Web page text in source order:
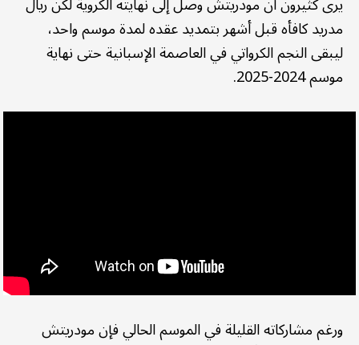
مدريد كافأه قبل أشهر بتمديد عقده لمدة موسم واحد،
ليبقى النجم الكرواتي في العاصمة الإسبانية حتى نهاية
موسم 2024-2025.
ورغم مشاركاته القليلة في الموسم الحالي فإن مودريتش